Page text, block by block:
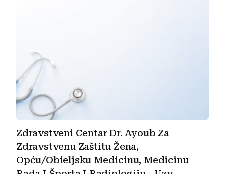
Zdravstveni Centar Dr. Ayoub Za
Zdravstvenu Zaštitu Žena,
Opću/Obieljsku Medicinu, Medicinu